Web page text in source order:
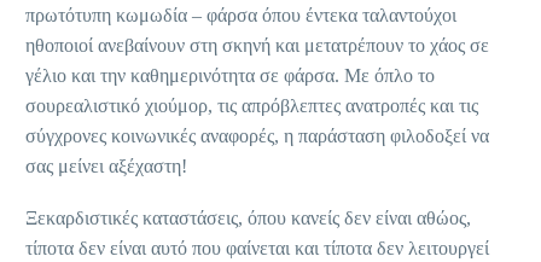
πρωτότυπη κωμωδία – φάρσα όπου έντεκα ταλαντούχοι
ηθοποιοί ανεβαίνουν στη σκηνή και μετατρέπουν το χάος σε
γέλιο και την καθημερινότητα σε φάρσα. Με όπλο το
σουρεαλιστικό χιούμορ, τις απρόβλεπτες ανατροπές και τις
σύγχρονες κοινωνικές αναφορές, η παράσταση φιλοδοξεί να
σας μείνει αξέχαστη!
Ξεκαρδιστικές καταστάσεις, όπου κανείς δεν είναι αθώος,
τίποτα δεν είναι αυτό που φαίνεται και τίποτα δεν λειτουργεί